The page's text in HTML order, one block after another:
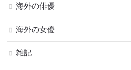
海外の俳優
海外の女優
雑記